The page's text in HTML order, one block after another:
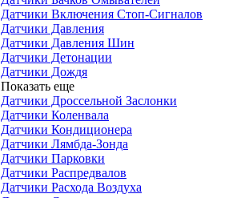
Датчики Включения Стоп-Сигналов
Датчики Давления
Датчики Давления Шин
Датчики Детонации
Датчики Дождя
Показать еще
Датчики Дроссельной Заслонки
Датчики Коленвала
Датчики Кондиционера
Датчики Лямбда-Зонда
Датчики Парковки
Датчики Распредвалов
Датчики Расхода Воздуха